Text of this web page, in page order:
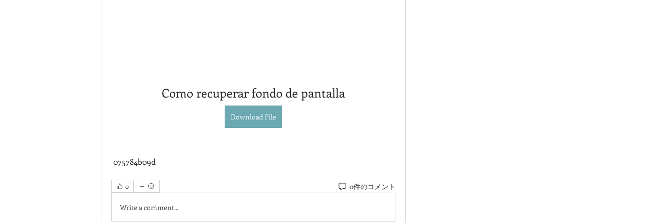
Como recuperar fondo de pantalla
Download File
075784b09d
0 0件のコメント
Write a comment...